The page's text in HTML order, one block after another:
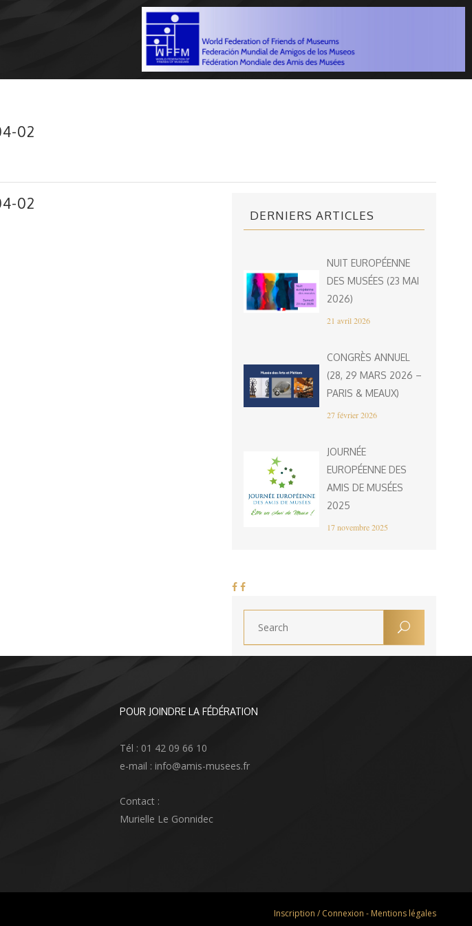
02
02
DERNIERS ARTICLES
NUIT EUROPÉENNE
DES MUSÉES (23 MAI
2026)
21 avril 2026
CONGRÈS ANNUEL
(28, 29 MARS 2026 –
PARIS & MEAUX)
27 février 2026
JOURNÉE
EUROPÉENNE DES
AMIS DE MUSÉES
2025
17 novembre 2025
POUR JOINDRE LA FÉDÉRATION
Tél : 01 42 09 66 10
e-mail : info@amis-musees.fr
Contact :
Murielle Le Gonnidec
Inscription / Connexion - Mentions légales